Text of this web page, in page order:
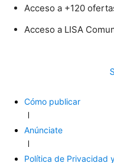
Acceso a +120
Acceso a LISA
Cómo publicar
Anúnciate
Política de Privacidad